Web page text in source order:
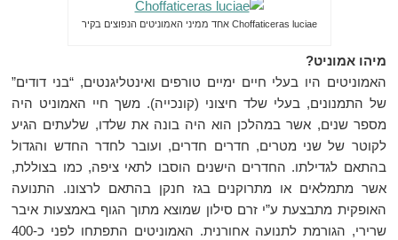
Choffaticeras luciae אחד ממיני האמוניטים הנפוצים בקיר
מיהו אמוניט?
האמוניטים היו בעלי חיים ימיים טורפים ואינטליגנטים, “בני דודים”
של התמנונים, בעלי שלד חיצוני (קונכייה). משך חיי האמוניט היה
מספר שנים, אשר במהלכן הוא היה בונה את שלדו, שלעתים הגיע
לקוטר של שני מטרים, חדרים חדרים, ועובר לחדר החדש והגדול
בהתאם לגדילתו. החדרים הישנים הוסבו לתאי ציפה, כמו בצוללת,
אשר מתמלאים או מתרוקנים בגז חנקן בהתאם לרצונו. התנועה
האופקית מתבצעת ע”י זרם סילון שמוצא מתוך הגוף באמצעות איבר
שרירי, הגורמת לתנועה אחורנית. האמוניטים התפתחו לפני כ-400